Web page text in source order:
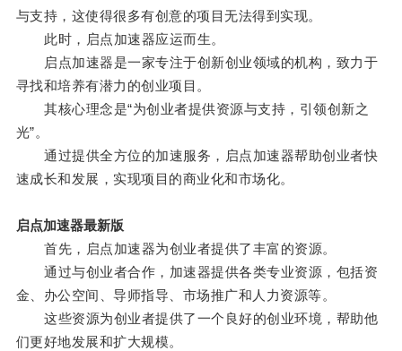
与支持，这使得很多有创意的项目无法得到实现。
此时，启点加速器应运而生。
启点加速器是一家专注于创新创业领域的机构，致力于
寻找和培养有潜力的创业项目。
其核心理念是“为创业者提供资源与支持，引领创新之
光”。
通过提供全方位的加速服务，启点加速器帮助创业者快
速成长和发展，实现项目的商业化和市场化。
启点加速器最新版
首先，启点加速器为创业者提供了丰富的资源。
通过与创业者合作，加速器提供各类专业资源，包括资
金、办公空间、导师指导、市场推广和人力资源等。
这些资源为创业者提供了一个良好的创业环境，帮助他
们更好地发展和扩大规模。